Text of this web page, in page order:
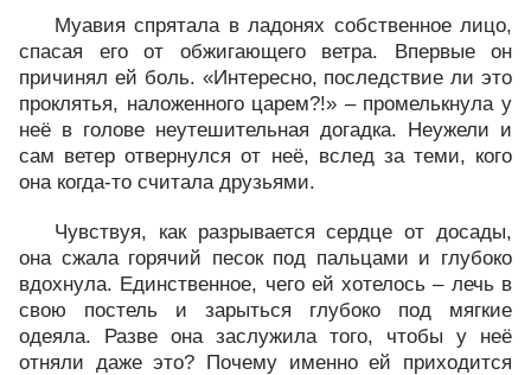
Муавия спрятала в ладонях собственное лицо,
спасая его от обжигающего ветра. Впервые он
причинял ей боль. «Интересно, последствие ли это
проклятья, наложенного царем?!» – промелькнула у
неё в голове неутешительная догадка. Неужели и
сам ветер отвернулся от неё, вслед за теми, кого
она когда-то считала друзьями.
Чувствуя, как разрывается сердце от досады,
она сжала горячий песок под пальцами и глубоко
вдохнула. Единственное, чего ей хотелось – лечь в
свою постель и зарыться глубоко под мягкие
одеяла. Разве она заслужила того, чтобы у неё
отняли даже это? Почему именно ей приходится